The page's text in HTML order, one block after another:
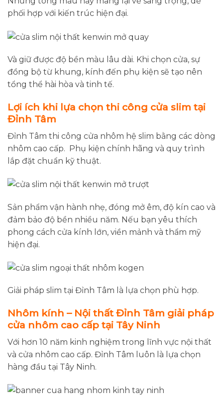
phối hợp với kiến trúc hiện đại.
Và giữ được độ bền màu lâu dài. Khi chọn cửa, sự
đồng bộ từ khung, kính đến phụ kiện sẽ tạo nên
tổng thể hài hòa và tinh tế.
Lợi ích khi lựa chọn thi công cửa slim tại
Đỉnh Tâm
Đỉnh Tâm thi công cửa nhôm hệ slim bằng các dòng
nhôm cao cấp. Phụ kiện chính hãng và quy trình
lắp đặt chuẩn kỹ thuật.
Sản phẩm vận hành nhẹ, đóng mở êm, độ kín cao và
đảm bảo độ bền nhiều năm. Nếu bạn yêu thích
phong cách cửa kính lớn, viền mảnh và thẩm mỹ
hiện đại.
Giải pháp slim tại Đỉnh Tâm là lựa chọn phù hợp.
Nhôm kính – Nội thất Đỉnh Tâm giải pháp
cửa nhôm cao cấp tại Tây Ninh
Với hơn 10 năm kinh nghiệm trong lĩnh vực nội thất
và cửa nhôm cao cấp. Đỉnh Tâm luôn là lựa chọn
hàng đầu tại Tây Ninh.